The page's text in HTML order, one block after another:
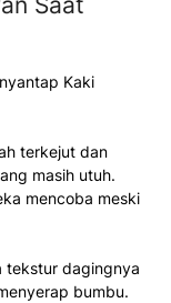
terkejut dan
masih utuh.
mencoba meski
tekstur dagingnya
bumbu.